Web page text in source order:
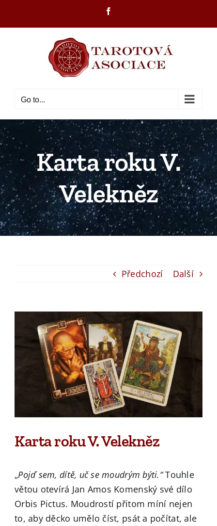
Go to...
Karta roku V.
Velekněz
Předchozí Další
Larger
Image
Karta roku V. Velekněz
„Pojď sem, dítě, uč se moudrým býti.“Touhle
větou otevírá Jan Amos Komenský své dílo
Orbis Pictus. Moudrostí přitom míní nejen
to, aby děcko umělo číst, psát a počítat, ale